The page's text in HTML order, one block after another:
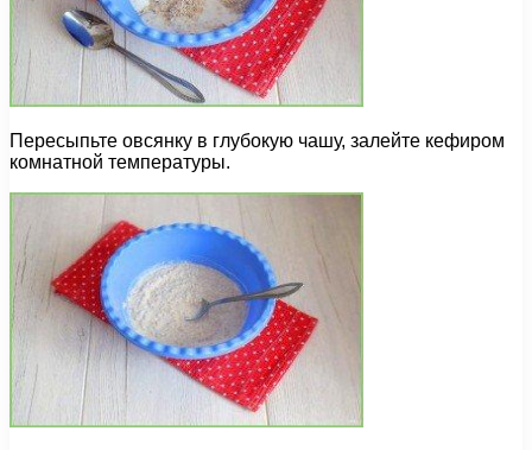
Пересыпьте овсянку в глубокую чашу, залейте кефиром
комнатной температуры.